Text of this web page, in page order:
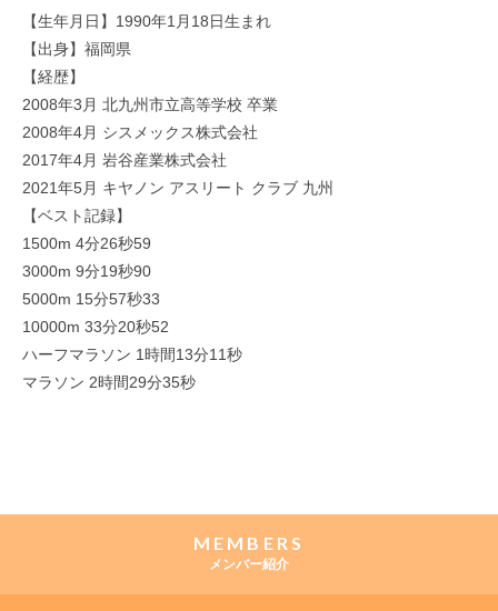
【生年月日】1990年1月18日生まれ
【出身】福岡県
【経歴】
2008年3月 北九州市立高等学校 卒業
2008年4月 シスメックス株式会社
2017年4月 岩谷産業株式会社
2021年5月 キヤノン アスリート クラブ 九州
【ベスト記録】
1500m 4分26秒59
3000m 9分19秒90
5000m 15分57秒33
10000m 33分20秒52
ハーフマラソン 1時間13分11秒
マラソン 2時間29分35秒
MEMBERS
メンバー紹介